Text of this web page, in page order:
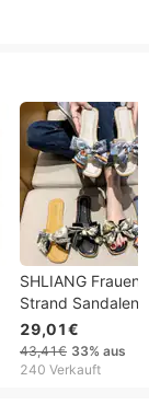
SHLIANG Frauen
Strand Sandalen
Outdoor Flip-
Bogen Damen
Hausschuhe
29,01€
43,41€ 33% aus
240 Verkauft